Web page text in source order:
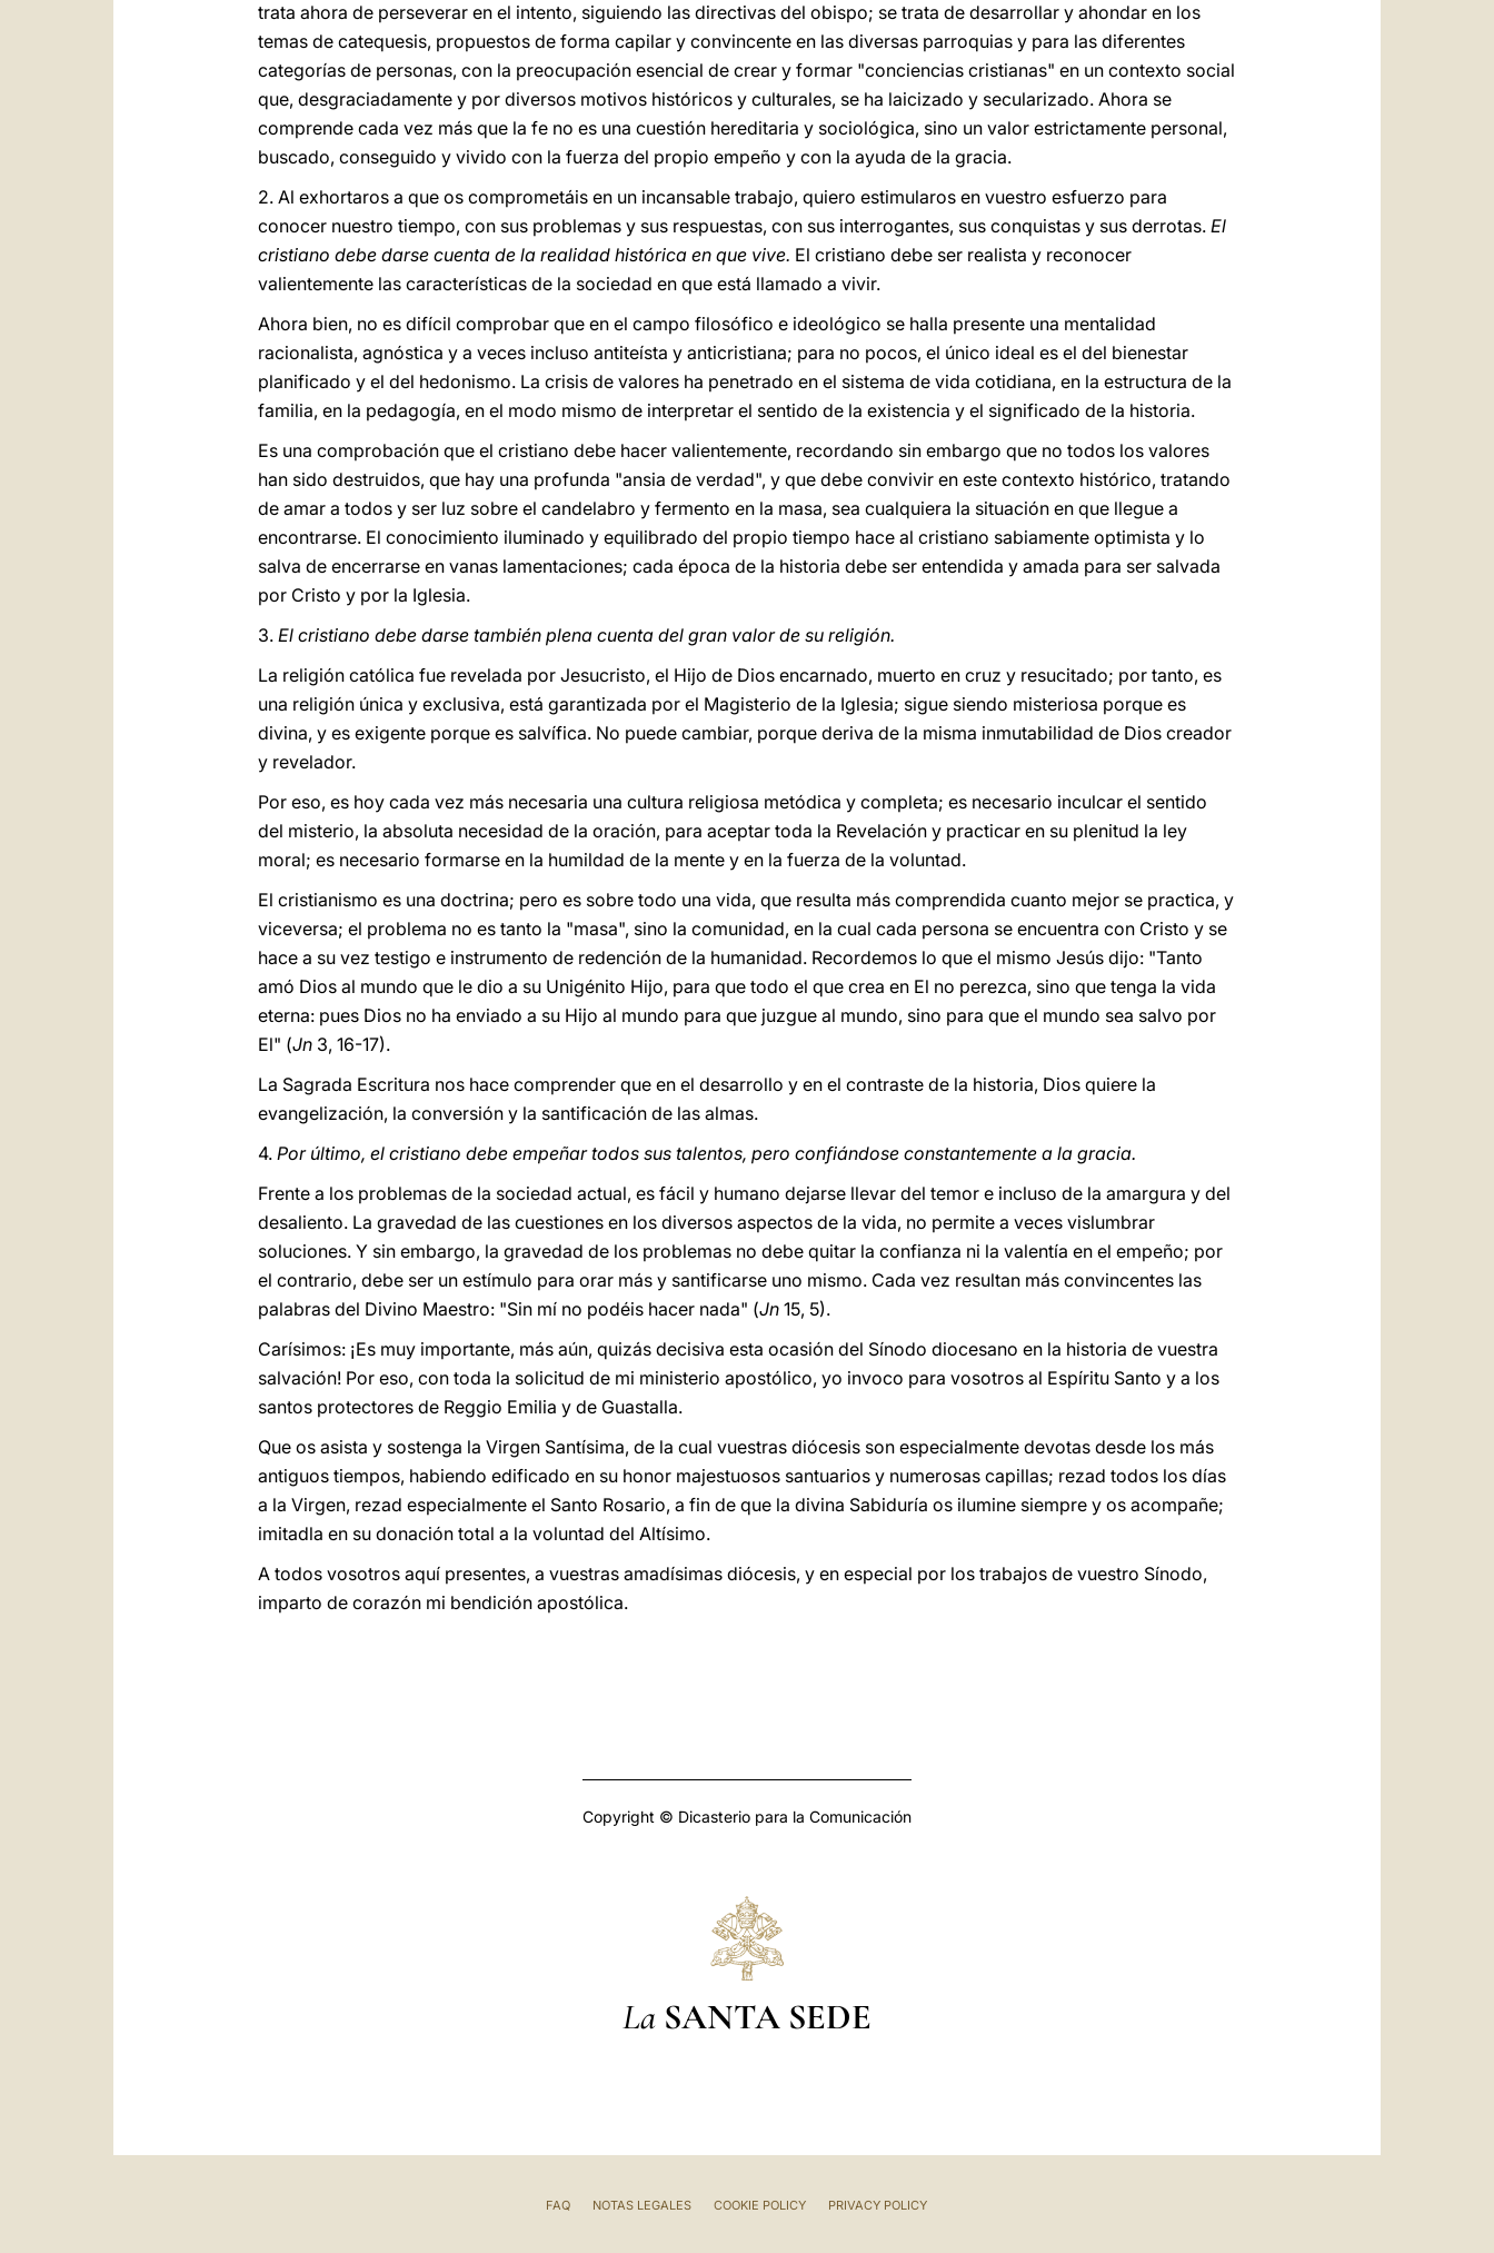
trata ahora de perseverar en el intento, siguiendo las directivas del obispo; se trata de desarrollar y ahondar en los
temas de catequesis, propuestos de forma capilar y convincente en las diversas parroquias y para las diferentes
categorías de personas, con la preocupación esencial de crear y formar "conciencias cristianas" en un contexto social
que, desgraciadamente y por diversos motivos históricos y culturales, se ha laicizado y secularizado. Ahora se
comprende cada vez más que la fe no es una cuestión hereditaria y sociológica, sino un valor estrictamente personal,
buscado, conseguido y vivido con la fuerza del propio empeño y con la ayuda de la gracia.
2. Al exhortaros a que os comprometáis en un incansable trabajo, quiero estimularos en vuestro esfuerzo para
conocer nuestro tiempo, con sus problemas y sus respuestas, con sus interrogantes, sus conquistas y sus derrotas. El
cristiano debe darse cuenta de la realidad histórica en que vive. El cristiano debe ser realista y reconocer
valientemente las características de la sociedad en que está llamado a vivir.
Ahora bien, no es difícil comprobar que en el campo filosófico e ideológico se halla presente una mentalidad
racionalista, agnóstica y a veces incluso antiteísta y anticristiana; para no pocos, el único ideal es el del bienestar
planificado y el del hedonismo. La crisis de valores ha penetrado en el sistema de vida cotidiana, en la estructura de la
familia, en la pedagogía, en el modo mismo de interpretar el sentido de la existencia y el significado de la historia.
Es una comprobación que el cristiano debe hacer valientemente, recordando sin embargo que no todos los valores
han sido destruidos, que hay una profunda "ansia de verdad", y que debe convivir en este contexto histórico, tratando
de amar a todos y ser luz sobre el candelabro y fermento en la masa, sea cualquiera la situación en que llegue a
encontrarse. El conocimiento iluminado y equilibrado del propio tiempo hace al cristiano sabiamente optimista y lo
salva de encerrarse en vanas lamentaciones; cada época de la historia debe ser entendida y amada para ser salvada
por Cristo y por la Iglesia.
3. El cristiano debe darse también plena cuenta del gran valor de su religión.
La religión católica fue revelada por Jesucristo, el Hijo de Dios encarnado, muerto en cruz y resucitado; por tanto, es
una religión única y exclusiva, está garantizada por el Magisterio de la Iglesia; sigue siendo misteriosa porque es
divina, y es exigente porque es salvífica. No puede cambiar, porque deriva de la misma inmutabilidad de Dios creador
y revelador.
Por eso, es hoy cada vez más necesaria una cultura religiosa metódica y completa; es necesario inculcar el sentido
del misterio, la absoluta necesidad de la oración, para aceptar toda la Revelación y practicar en su plenitud la ley
moral; es necesario formarse en la humildad de la mente y en la fuerza de la voluntad.
El cristianismo es una doctrina; pero es sobre todo una vida, que resulta más comprendida cuanto mejor se practica, y
viceversa; el problema no es tanto la "masa", sino la comunidad, en la cual cada persona se encuentra con Cristo y se
hace a su vez testigo e instrumento de redención de la humanidad. Recordemos lo que el mismo Jesús dijo: "Tanto
amó Dios al mundo que le dio a su Unigénito Hijo, para que todo el que crea en El no perezca, sino que tenga la vida
eterna: pues Dios no ha enviado a su Hijo al mundo para que juzgue al mundo, sino para que el mundo sea salvo por
El" (Jn 3, 16-17).
La Sagrada Escritura nos hace comprender que en el desarrollo y en el contraste de la historia, Dios quiere la
evangelización, la conversión y la santificación de las almas.
4. Por último, el cristiano debe empeñar todos sus talentos, pero confiándose constantemente a la gracia.
Frente a los problemas de la sociedad actual, es fácil y humano dejarse llevar del temor e incluso de la amargura y del
desaliento. La gravedad de las cuestiones en los diversos aspectos de la vida, no permite a veces vislumbrar
soluciones. Y sin embargo, la gravedad de los problemas no debe quitar la confianza ni la valentía en el empeño; por
el contrario, debe ser un estímulo para orar más y santificarse uno mismo. Cada vez resultan más convincentes las
palabras del Divino Maestro: "Sin mí no podéis hacer nada" (Jn 15, 5).
Carísimos: ¡Es muy importante, más aún, quizás decisiva esta ocasión del Sínodo diocesano en la historia de vuestra
salvación! Por eso, con toda la solicitud de mi ministerio apostólico, yo invoco para vosotros al Espíritu Santo y a los
santos protectores de Reggio Emilia y de Guastalla.
Que os asista y sostenga la Virgen Santísima, de la cual vuestras diócesis son especialmente devotas desde los más
antiguos tiempos, habiendo edificado en su honor majestuosos santuarios y numerosas capillas; rezad todos los días
a la Virgen, rezad especialmente el Santo Rosario, a fin de que la divina Sabiduría os ilumine siempre y os acompañe;
imitadla en su donación total a la voluntad del Altísimo.
A todos vosotros aquí presentes, a vuestras amadísimas diócesis, y en especial por los trabajos de vuestro Sínodo,
imparto de corazón mi bendición apostólica.
Copyright © Dicasterio para la Comunicación
La SANTA SEDE
FAQ NOTAS LEGALES COOKIE POLICY PRIVACY POLICY